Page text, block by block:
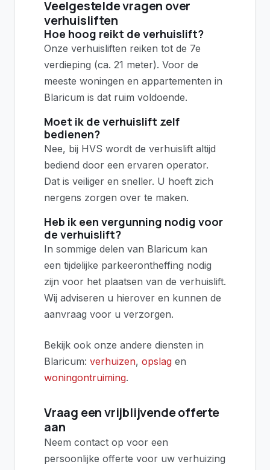
Veelgestelde vragen over
verhuisliften
Hoe hoog reikt de verhuislift?
Onze verhuisliften reiken tot de 7e
verdieping (ca. 21 meter). Voor de
meeste woningen en appartementen in
Blaricum is dat ruim voldoende.
Moet ik de verhuislift zelf
bedienen?
Nee, bij HVS wordt de verhuislift altijd
bediend door een ervaren operator.
Dat is veiliger en sneller. U hoeft zich
nergens zorgen over te maken.
Heb ik een vergunning nodig voor
de verhuislift?
In sommige delen van Blaricum kan
een tijdelijke parkeerontheffing nodig
zijn voor het plaatsen van de verhuislift.
Wij adviseren u hierover en kunnen de
aanvraag voor u verzorgen.
Bekijk ook onze andere diensten in
Blaricum: verhuizen, opslag en
woningontruiming.
Vraag een vrijblijvende offerte
aan
Neem contact op voor een
persoonlijke offerte voor uw verhuizing